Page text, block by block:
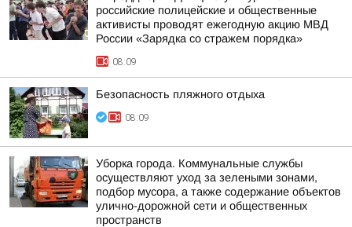
российские полицейские и общественные
активисты проводят ежегодную акцию МВД
России «Зарядка со стражем порядка»
08:09
Безопасность пляжного отдыха
08:09
Уборка города. Коммунальные службы
осуществляют уход за зелеными зонами,
подбор мусора, а также содержание объектов
улично-дорожной сети и общественных
пространств